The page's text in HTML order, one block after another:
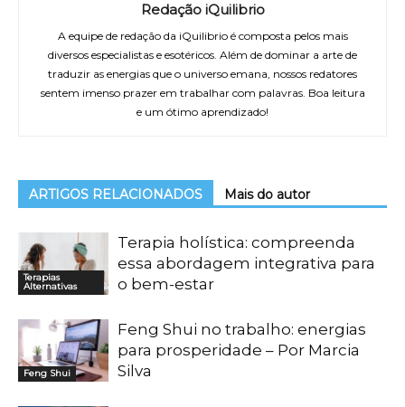
Redação iQuilibrio
A equipe de redação da iQuilibrio é composta pelos mais
diversos especialistas e esotéricos. Além de dominar a arte de
traduzir as energias que o universo emana, nossos redatores
sentem imenso prazer em trabalhar com palavras. Boa leitura
e um ótimo aprendizado!
ARTIGOS RELACIONADOS Mais do autor
Terapias
Alternativas
Terapia holística: compreenda
essa abordagem integrativa para
o bem-estar
Feng Shui
Feng Shui no trabalho: energias
para prosperidade – Por Marcia
Silva